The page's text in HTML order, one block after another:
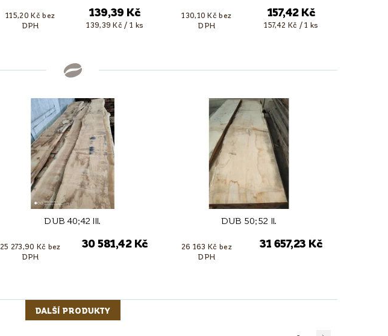
115,20 Kč bez
DPH
139,39 Kč
139,39 Kč / 1 ks
130,10 Kč bez
DPH
157,42 Kč
157,42 Kč / 1 ks
DUB 40;42 III.
25 273,90 Kč bez
DPH
30 581,42 Kč
DUB 50;52 II.
26 163 Kč bez
DPH
31 657,23 Kč
DALŠÍ PRODUKTY